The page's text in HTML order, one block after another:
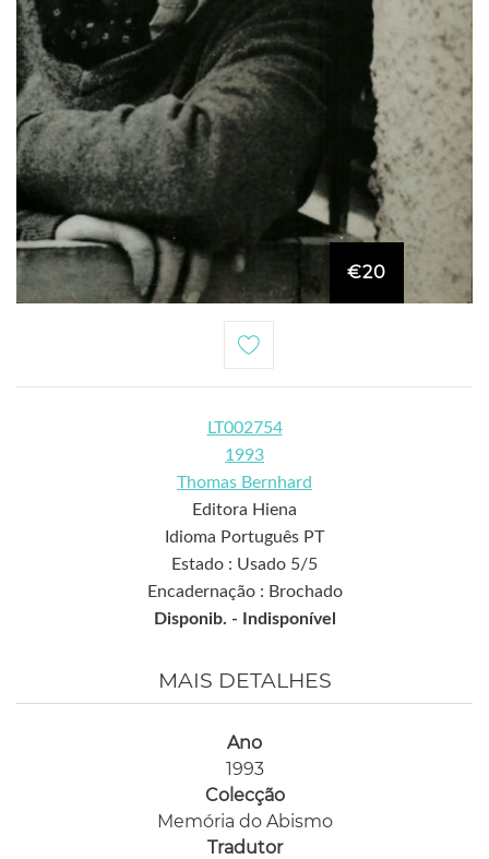
€20
LT002754
1993
Thomas Bernhard
Editora Hiena
Idioma Português PT
Estado : Usado 5/5
Encadernação : Brochado
Disponib. -
Indisponível
MAIS DETALHES
Ano
1993
Colecção
Memória do Abismo
Tradutor